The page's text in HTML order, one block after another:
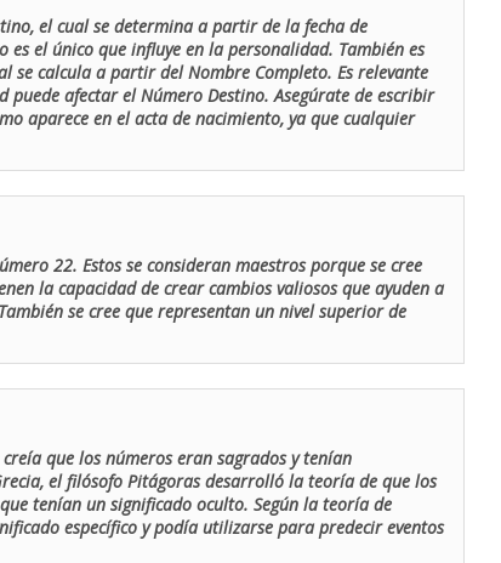
el cual se determina a partir de la fecha de
el único que influye en la personalidad. También es
se calcula a partir del Nombre Completo. Es relevante
afectar el Número Destino. Asegúrate de escribir
aparece en el acta de nacimiento, ya que cualquier
22. Estos se consideran maestros porque se cree
la capacidad de crear cambios valiosos que ayuden a
se cree que representan un nivel superior de
que los números eran sagrados y tenían
el filósofo Pitágoras desarrolló la teoría de que los
tenían un significado oculto. Según la teoría de
específico y podía utilizarse para predecir eventos